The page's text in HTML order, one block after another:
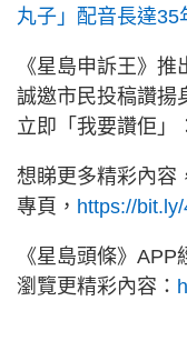
丸子」配音長達35
《星島申訴王》
誠邀市民投稿讚揚
立即「我要讚佢」
想睇更多精彩內容
專頁， https://
《星島頭條》
瀏覽更精彩內容：